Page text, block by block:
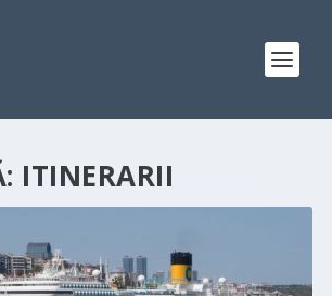
ITINERARII